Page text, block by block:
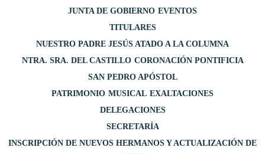
JUNTA DE GOBIERNO EVENTOS
TITULARES
NUESTRO PADRE JESÚS ATADO A LA COLUMNA
NTRA. SRA. DEL CASTILLO CORONACIÓN PONTIFICIA
SAN PEDRO APÓSTOL
PATRIMONIO MUSICAL EXALTACIONES
DELEGACIONES
SECRETARÍA
INSCRIPCIÓN DE NUEVOS HERMANOS Y ACTUALIZACIÓN DE